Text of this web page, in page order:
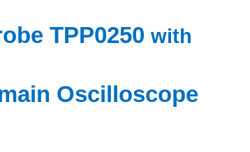
TPP0250with
Oscilloscope